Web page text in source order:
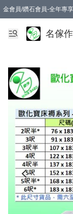
金會員/鑽石會員-全年專
名傢